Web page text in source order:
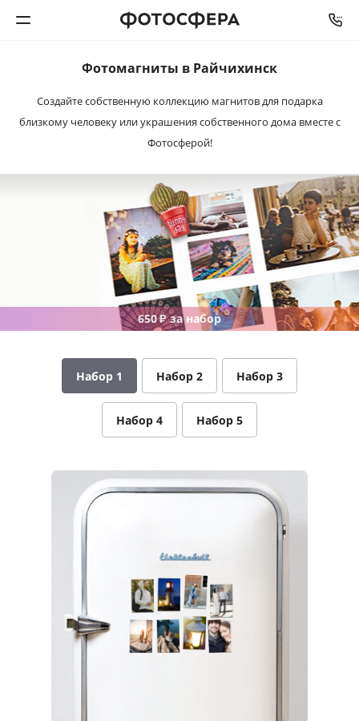
Фотокниги
Интерьерная печать
Багетная мастерская
Полиграфия
Услуги и сервис
Фотомагниты в Райчихинск
Создайте собственную коллекцию магнитов для подарка
близкому человеку или украшения собственного дома вместе с
Фотосферой!
650₽за набор
Набор 1 Набор 2 Набор 3
Набор 4 Набор 5